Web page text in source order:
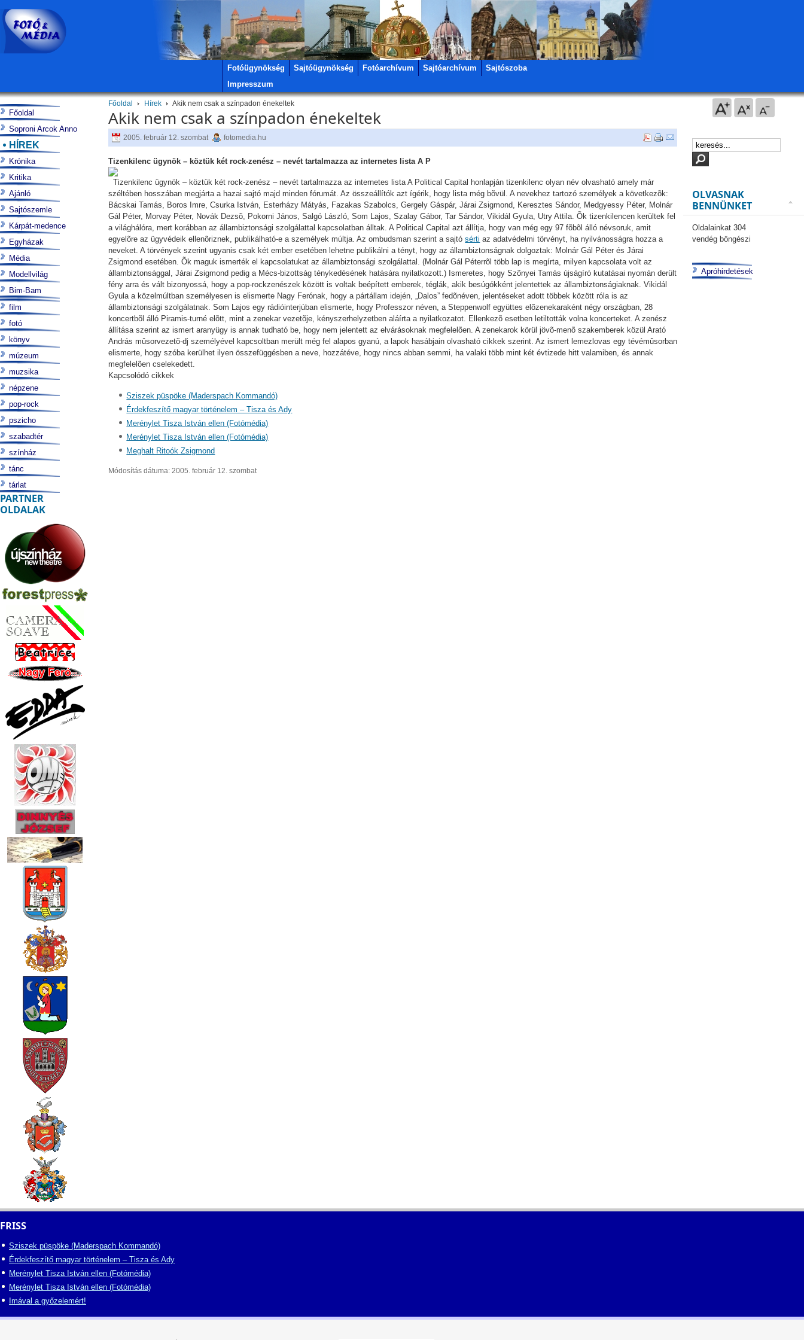
Fotóügynökség Sajtóügynökség Fotóarchívum Sajtóarchívum
Sajtószoba
Impresszum
Főoldal Hírek Akik nem csak a színpadon énekeltek
Akik nem csak a színpadon énekeltek
2005. február 12. szombat fotomedia.hu
Tizenkilenc ügynök – köztük két rock-zenész – nevét tartalmazza az internetes lista A P
Tizenkilenc ügynök – köztük két rock-zenész – nevét tartalmazza az internetes lista A Political Capital honlapján tizenkilenc olyan név olvasható amely már
széltében hosszában megjárta a hazai sajtó majd minden fórumát. Az összeállítók azt ígérik, hogy lista még bõvül. A nevekhez tartozó személyek a következõk:
Bácskai Tamás, Boros Imre, Csurka István, Esterházy Mátyás, Fazakas Szabolcs, Gergely Gáspár, Járai Zsigmond, Keresztes Sándor, Medgyessy Péter, Molnár
Gál Péter, Morvay Péter, Novák Dezsõ, Pokorni János, Salgó László, Som Lajos, Szalay Gábor, Tar Sándor, Vikidál Gyula, Utry Attila. Õk tizenkilencen kerültek fel
a világhálóra, mert korábban az állambiztonsági szolgálattal kapcsolatban álltak. A Political Capital azt állítja, hogy van még egy 97 fõbõl álló névsoruk, amit
egyelõre az ügyvédeik ellenõriznek, publikálható-e a személyek múltja. Az ombudsman szerint a sajtósérti az adatvédelmi törvényt, ha nyilvánosságra hozza a
neveket. A törvények szerint ugyanis csak két ember esetében lehetne publikálni a tényt, hogy az állambiztonságnak dolgoztak: Molnár Gál Péter és Járai
Zsigmond esetében. Õk maguk ismerték el kapcsolatukat az állambiztonsági szolgálattal. (Molnár Gál Péterrõl több lap is megírta, milyen kapcsolata volt az
állambiztonsággal, Járai Zsigmond pedig a Mécs-bizottság ténykedésének hatására nyilatkozott.) Ismeretes, hogy Szõnyei Tamás újságíró kutatásai nyomán derült
fény arra és vált bizonyossá, hogy a pop-rockzenészek között is voltak beépített emberek, téglák, akik besúgókként jelentettek az állambiztonságiaknak. Vikidál
Gyula a közelmúltban személyesen is elismerte Nagy Ferónak, hogy a pártállam idején, „Dalos” fedõnéven, jelentéseket adott többek között róla is az
állambiztonsági szolgálatnak. Som Lajos egy rádióinterjúban elismerte, hogy Professzor néven, a Steppenwolf együttes elõzenekaraként négy országban, 28
koncertbõl álló Piramis-turné elõtt, mint a zenekar vezetõje, kényszerhelyzetben aláírta a nyilatkozatot. Ellenkezõ esetben letiltották volna koncerteket. A zenész
állítása szerint az ismert aranyügy is annak tudható be, hogy nem jelentett az elvárásoknak megfelelõen. A zenekarok körül jövõ-menõ szakemberek közül Arató
András mûsorvezetõ-dj személyével kapcsoltban merült még fel alapos gyanú, a lapok hasábjain olvasható cikkek szerint. Az ismert lemezlovas egy tévémûsorban
elismerte, hogy szóba kerülhet ilyen összefüggésben a neve, hozzátéve, hogy nincs abban semmi, ha valaki több mint két évtizede hitt valamiben, és annak
megfelelõen cselekedett.
Kapcsolódó cikkek
Sziszek püspöke (Maderspach Kommandó)
Érdekfeszítő magyar történelem – Tisza és Ady
Merénylet Tisza István ellen (Fotómédia)
Merénylet Tisza István ellen (Fotómédia)
Meghalt Ritoók Zsigmond
Módosítás dátuma: 2005. február 12. szombat
Főoldal
Soproni Arcok Anno
HÍREK
Krónika
Kritika
Ajánló
Sajtószemle
Kárpát-medence
Egyházak
Média
Modellvilág
Bim-Bam
film
fotó
könyv
múzeum
muzsika
népzene
pop-rock
pszicho
szabadtér
színház
tánc
tárlat
PARTNER
OLDALAK
OLVASNAK
BENNÜNKET
Oldalainkat 304
vendég böngészi
Apróhirdetések
FRISS
Sziszek püspöke (Maderspach Kommandó)
Érdekfeszítő magyar történelem – Tisza és Ady
Merénylet Tisza István ellen (Fotómédia)
Merénylet Tisza István ellen (Fotómédia)
Imával a győzelemért!